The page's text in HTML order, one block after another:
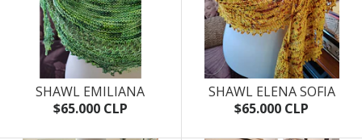
SHAWL EMILIANA
$65.000 CLP
SHAWL ELENA SOFIA
$65.000 CLP